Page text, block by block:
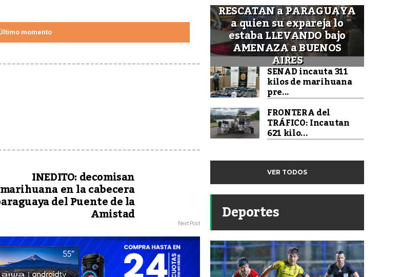
momento
INEDITO: decomisan
marihuana en la cabecera
del Puente de la
Amistad Next Post
RESCATAN a PARAGUAYA
a quien su expareja lo
estaba LLEVANDO bajo
AMENAZA a BUENOS
AIRES
SENAD incauta 311
kilos de marihuana
pre...
FRONTERA del
TRÁFICO: Incautan
621 kilo...
VER TODOS
Deportes